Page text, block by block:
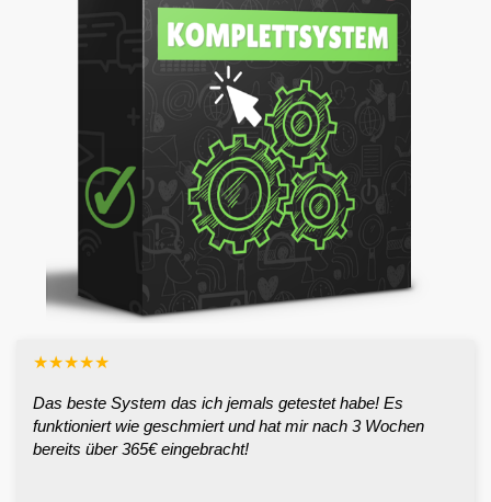
★★★★★
Das beste System das ich jemals getestet habe! Es
funktioniert wie geschmiert und hat mir nach 3 Wochen
bereits über 365€ eingebracht!